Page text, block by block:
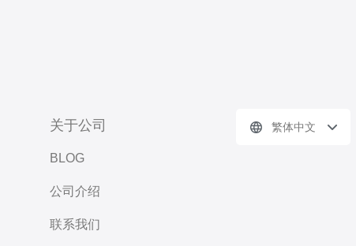
关于公司
BLOG
公司介绍
联系我们
繁体中文